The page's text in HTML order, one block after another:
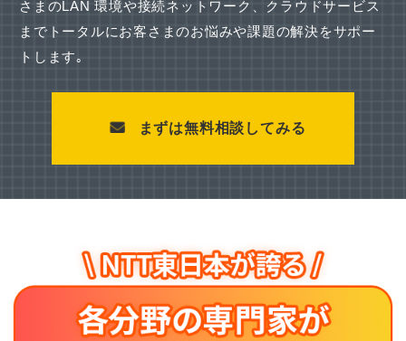
さまのLAN 環境や接続ネットワーク、
クラウドサービス
までトータルにお客さまのお悩みや課題の解決をサポー
トします｡
まずは無料相談してみる